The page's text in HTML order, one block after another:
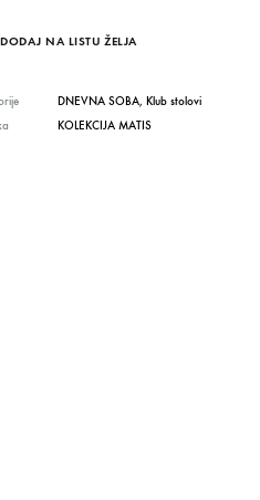
DODAJ NA LISTU ŽELJA
DNEVNA SOBA, Klub stolovi
KOLEKCIJA MATIS